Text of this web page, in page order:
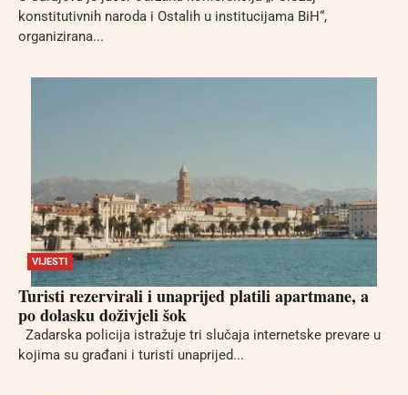
konstitutivnih naroda i Ostalih u institucijama BiH“,
organizirana...
VIJESTI
Turisti rezervirali i unaprijed platili apartmane, a
po dolasku doživjeli šok
Zadarska policija istražuje tri slučaja internetske prevare u
kojima su građani i turisti unaprijed...